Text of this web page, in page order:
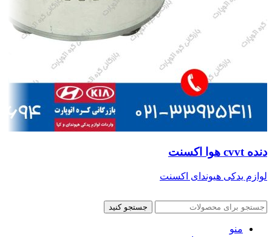
دنده cvvt هوا اکسنت
لوازم یدکی هیوندای اکسنت
جستجو کنید
منو